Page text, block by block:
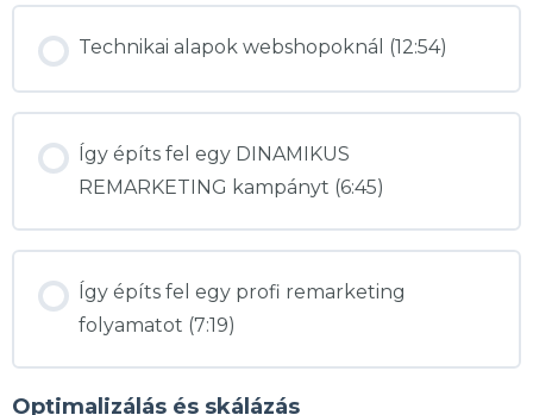
Technikai alapok webshopoknál (12:54)
Így építs fel egy DINAMIKUS
REMARKETING kampányt (6:45)
Így építs fel egy profi remarketing
folyamatot (7:19)
Optimalizálás és skálázás